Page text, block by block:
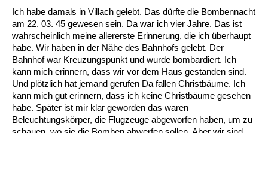
Ich habe damals in Villach gelebt. Das dürfte die Bombennacht
am 22. 03. 45 gewesen sein. Da war ich vier Jahre. Das ist
wahrscheinlich meine allererste Erinnerung, die ich überhaupt
habe. Wir haben in der Nähe des Bahnhofs gelebt. Der
Bahnhof war Kreuzungspunkt und wurde bombardiert. Ich
kann mich erinnern, dass wir vor dem Haus gestanden sind.
Und plötzlich hat jemand gerufen Da fallen Christbäume. Ich
kann mich gut erinnern, dass ich keine Christbäume gesehen
habe. Später ist mir klar geworden das waren
Beleuchtungskörper, die Flugzeuge abgeworfen haben, um zu
schauen, wo sie die Bomben abwerfen sollen. Aber wir sind